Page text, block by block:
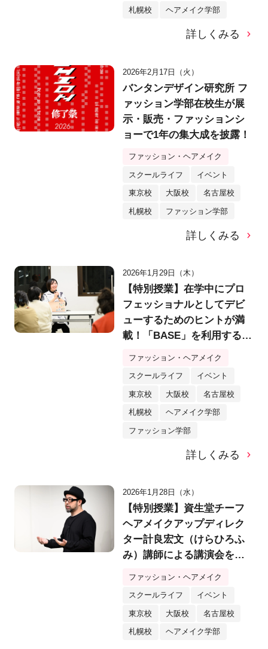
札幌校 ヘアメイク学部
詳しくみる
2026年2月17日（火）
バンタンデザイン研究所 フ
ァッション学部在校生が展
示・販売・ファッションシ
ョーで1年の集大成を披露！
ファッション・ヘアメイク
スクールライフ イベント
東京校 大阪校 名古屋校
札幌校 ファッション学部
詳しくみる
2026年1月29日（木）
【特別授業】在学中にプロ
フェッショナルとしてデビ
ューするためのヒントが満
載！「BASE」を利用するク
ファッション・ヘアメイク
スクールライフ イベント
東京校 大阪校 名古屋校
札幌校 ヘアメイク学部
ファッション学部
詳しくみる
2026年1月28日（水）
【特別授業】資生堂チーフ
ヘアメイクアップディレク
ター計良宏文（けらひろふ
み）講師による講演会を実
ファッション・ヘアメイク
スクールライフ イベント
東京校 大阪校 名古屋校
札幌校 ヘアメイク学部